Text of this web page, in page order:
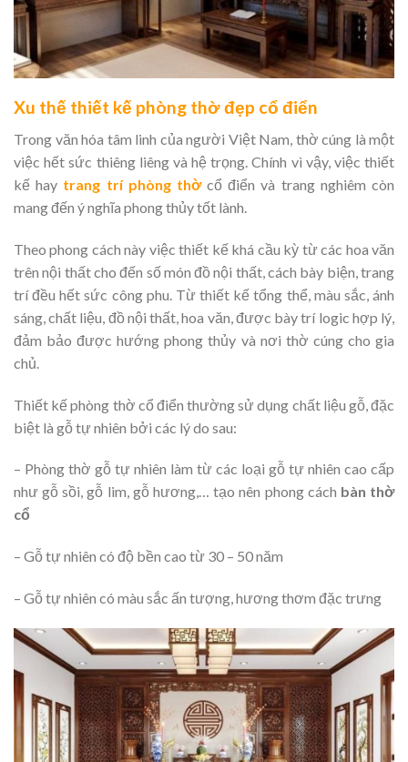
Xu thế thiết kế phòng thờ đẹp cổ điển
Trong văn hóa tâm linh của người Việt Nam, thờ cúng là một
việc hết sức thiêng liêng và hệ trọng. Chính vì vậy, việc thiết
kế hay trang trí phòng thờcổ điển và trang nghiêm còn
mang đến ý nghĩa phong thủy tốt lành.
Theo phong cách này việc thiết kế khá cầu kỳ từ các hoa văn
trên nội thất cho đến số món đồ nội thất, cách bày biện, trang
trí đều hết sức công phu. Từ thiết kế tổng thể, màu sắc, ánh
sáng, chất liệu, đồ nội thất, hoa văn, được bày trí logic hợp lý,
đảm bảo được hướng phong thủy và nơi thờ cúng cho gia
chủ.
Thiết kế phòng thờ cổ điển thường sử dụng chất liệu gỗ, đặc
biệt là gỗ tự nhiên bởi các lý do sau:
– Phòng thờ gỗ tự nhiên làm từ các loại gỗ tự nhiên cao cấp
như gỗ sồi, gỗ lim, gỗ hương,… tạo nên phong cách bàn thờ
cổ
– Gỗ tự nhiên có độ bền cao từ 30 – 50 năm
– Gỗ tự nhiên có màu sắc ấn tượng, hương thơm đặc trưng